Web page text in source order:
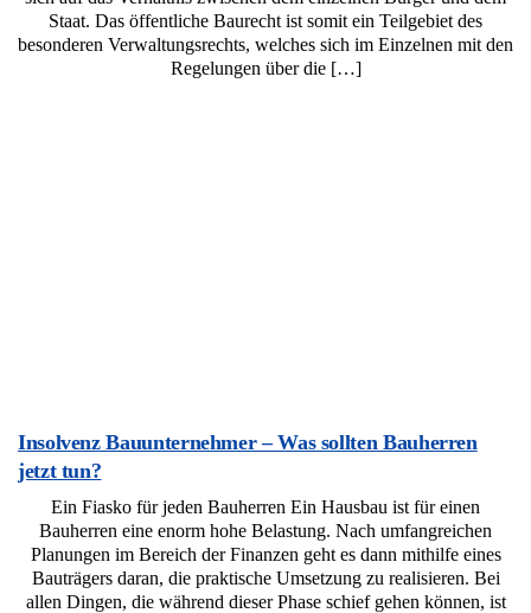
Staat. Das öffentliche Baurecht ist somit ein Teilgebiet des
besonderen Verwaltungsrechts, welches sich im Einzelnen mit den
Regelungen über die […]
Insolvenz Bauunternehmer – Was sollten Bauherren
jetzt tun?
Ein Fiasko für jeden Bauherren Ein Hausbau ist für einen
Bauherren eine enorm hohe Belastung. Nach umfangreichen
Planungen im Bereich der Finanzen geht es dann mithilfe eines
Bauträgers daran, die praktische Umsetzung zu realisieren. Bei
allen Dingen, die während dieser Phase schief gehen können, ist